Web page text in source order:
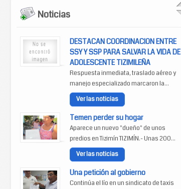
Noticias
DESTACAN COORDINACION ENTRE
SSY Y SSP PARA SALVAR LA VIDA DE
ADOLESCENTE TIZIMILEÑA
Respuesta inmediata, traslado aéreo y
manejo especializado marcaron la...
Ver las noticias
Temen perder su hogar
Aparece un nuevo "dueño" de unos
predios en Tizimín TIZIMÍN.- Unas 200...
Ver las noticias
Una petición al gobierno
Continúa el lío en un sindicato de taxis